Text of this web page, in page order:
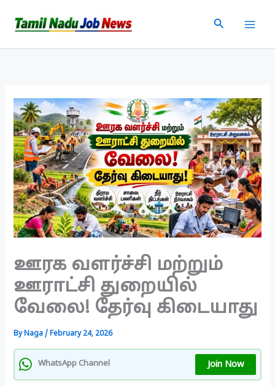
Search
ஊரக வளர்ச்சி மற்றும்
ஊராட்சி துறையில்
வேலை! தேர்வு கிடையாது
ByNaga/February 24, 2026
WhatsApp Channel Join Now